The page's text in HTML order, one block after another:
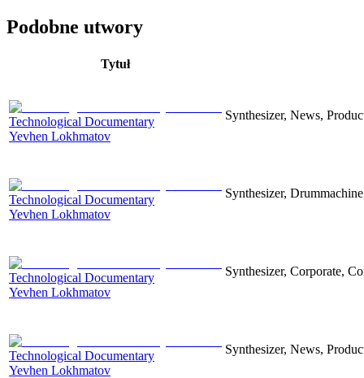
Podobne utwory
Tytuł
Technological Documentary
Yevhen Lokhmatov
Synthesizer, News,
Technological Documentary
Yevhen Lokhmatov
Synthesizer,
Technological Documentary
Yevhen Lokhmatov
Synthesizer, Corporate,
Technological Documentary
Yevhen Lokhmatov
Synthesizer, News,